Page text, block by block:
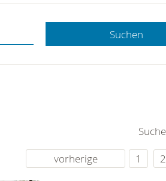
Hotline.
gerne.
rund um die Uhr
Suchen
vorherige
1 2